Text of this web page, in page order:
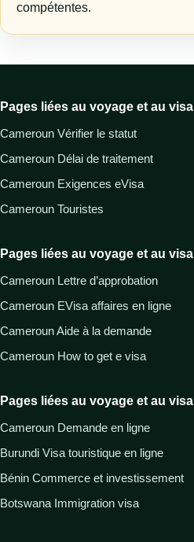
compétentes.
Pages liées au voyage et au visa
Cameroun Vérifier le statut
Cameroun Délai de traitement
Cameroun Exigences eVisa
Cameroun Touristes
Pages liées au voyage et au visa
Cameroun Lettre d’approbation
Cameroun EVisa affaires en ligne
Cameroun Aide à la demande
Cameroun How to get e visa
Pages liées au voyage et au visa
Cameroun Demande en ligne
Burundi Visa touristique en ligne
Bénin Commerce et investissement
Botswana Immigration visa